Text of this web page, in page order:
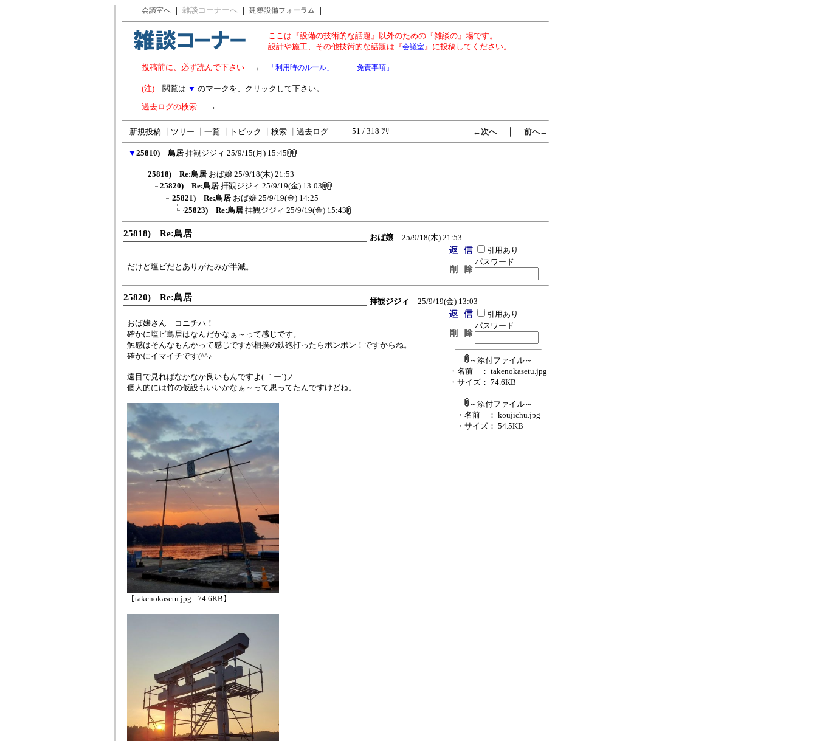
｜ 会議室へ ｜ 雑談コーナーへ ｜ 建築設備フォーラム ｜
ここは『設備の技術的な話題』以外のための『雑談の』場です。
設計や施工、その他技術的な話題は『会議室』に投稿してください。
投稿前に、必ず読んで下さい → 「利用時のルール」 「免責事項」
(注) 閲覧は ▼ のマークを、クリックして下さい。
過去ログの検索 →
新規投稿 ツリー 一覧 トピック 検索 過去ログ 51 / 318 ﾂﾘｰ ←次へ｜ 前へ→
▼ 25810) 鳥居 拝観ジジィ 25/9/15(月) 15:45
25818) Re:鳥居 おば嬢 25/9/18(木) 21:53
25820) Re:鳥居 拝観ジジィ 25/9/19(金) 13:03
25821) Re:鳥居 おば嬢 25/9/19(金) 14:25
25823) Re:鳥居 拝観ジジィ 25/9/19(金) 15:43
25818) Re:鳥居 おば嬢 - 25/9/18(木) 21:53 -
だけど塩ビだとありがたみが半減。
引用あり
パスワード
25820) Re:鳥居 拝観ジジィ - 25/9/19(金) 13:03 -
おば嬢さん コニチハ！
確かに塩ビ鳥居はなんだかなぁ～って感じです。
触感はそんなもんかって感じですが相撲の鉄砲打ったらボンボン！ですからね。
確かにイマイチです(^^♪
遠目で見ればなかなか良いもんですよ( ｀ー´)ノ
個人的には竹の仮設もいいかなぁ～って思ってたんですけどね。
【takenokasetu.jpg : 74.6KB】
引用あり
パスワード
～添付ファイル～
・名前
： takenokasetu.jpg
・サイズ ： 74.6KB
～添付ファイル～
・名前
： koujichu.jpg
・サイズ： 54.5KB